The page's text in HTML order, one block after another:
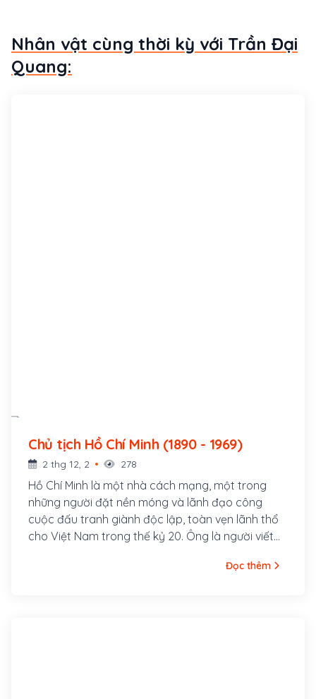
Nhân vật cùng thời kỳ với Trần Đại
Quang:
Chủ tịch Hồ Chí Minh (1890 - 1969)
2 thg 12, 2 278
Hồ Chí Minh là một nhà cách mạng, một trong
những người đặt nền móng và lãnh đạo công
cuộc đấu tranh giành độc lập, toàn vẹn lãnh thổ
cho Việt Nam trong thế kỷ 20. Ông là người viết
sinh nước Việt Nam Dân chủ Cộng hòa ngày 2
Đọc thêm